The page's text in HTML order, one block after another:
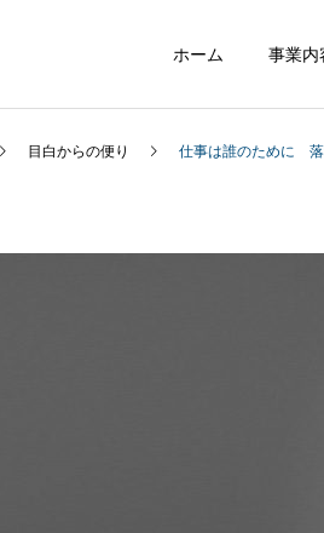
ホーム 事業内
目白からの便り 仕事は誰のために 落